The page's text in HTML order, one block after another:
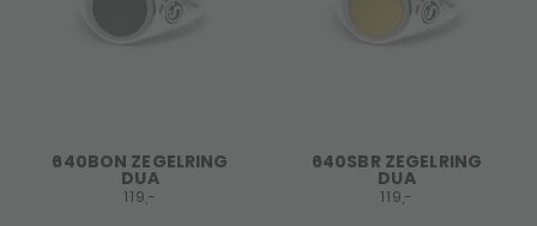
640BON ZEGELRING
DUA
119,-
640SBR ZEGELRING
DUA
119,-